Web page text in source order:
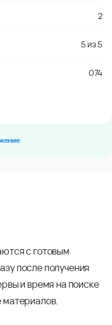
2
5 из5
074
с готовым
после получения
и время на поиске
материалов.